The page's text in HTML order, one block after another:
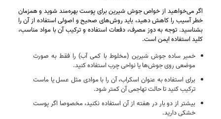
اگر می‌خواهید از خواص جوش شیرین برای پوست بهره‌مند شوید و همزمان
خطر آسیب را کاهش دهید، باید روش‌های صحیح و اصولی استفاده از آن را
بشناسید. توجه به دوز مصرف، دفعات استفاده و ترکیب آن با مواد مناسب،
کلید استفاده ایمن است.
خمیر ساده جوش شیرین (مخلوط با کمی آب) را فقط به‌ صورت
موضعی روی جوش‌ها یا نواحی چرب استفاده کنید.
برای استفاده به‌ عنوان اسکراب، آن را با موادی مثل عسل یا ماست
ترکیب کنید تا حالت تهاجمی آن کمتر شود.
بیشتر از دو بار در هفته از آن استفاده نکنید، مخصوصا اگر پوست
خشکی دارید.